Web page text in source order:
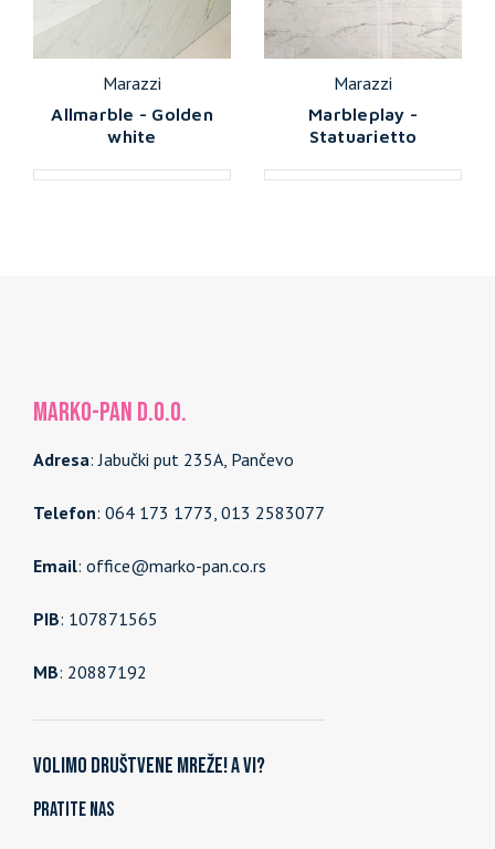
Marazzi
Allmarble - Golden
white
Marazzi
Marbleplay -
Statuarietto
MARKO-PAN d.o.o.
Adresa: Jabučki put 235A, Pančevo
Telefon: 064 173 1773, 013 2583077
Email: office@marko-pan.co.rs
PIB: 107871565
MB: 20887192
Volimo društvene mreže! A vi?
Pratite nas